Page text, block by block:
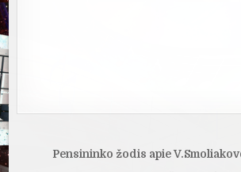
Navigacija
Pensininko žodis apie